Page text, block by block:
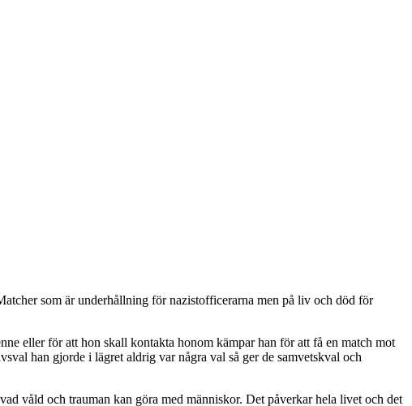
som är underhållning för nazistofficerarna men på liv och död för
eller för att hon skall kontakta honom kämpar han för att få en match mot
han gjorde i lägret aldrig var några val så ger de samvetskval och
våld och trauman kan göra med människor. Det påverkar hela livet och det